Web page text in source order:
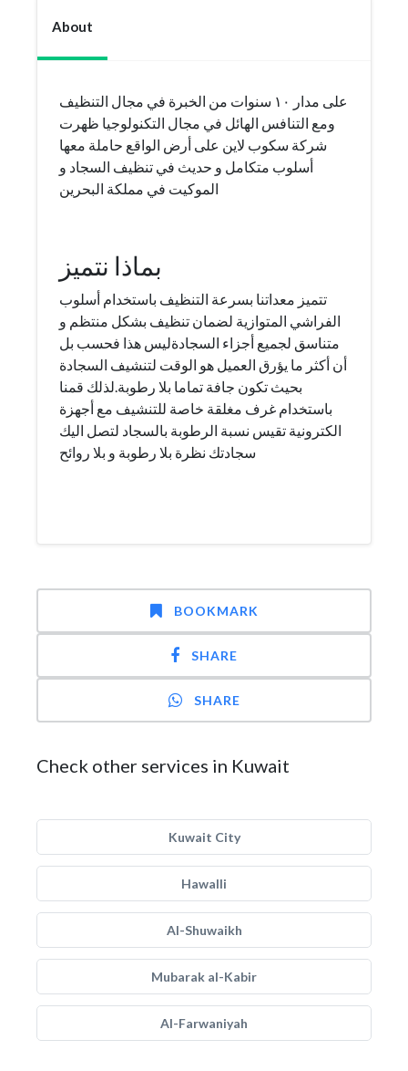
About
على مدار ١٠ سنوات من الخبرة في مجال التنظيف
ومع التنافس الهائل في مجال التكنولوجيا ظهرت
شركة سكوب لاين على أرض الواقع حاملة معها
أسلوب متكامل و حديث في تنظيف السجاد و
الموكيت في مملكة البحرين
بماذا نتميز
تتميز معداتنا بسرعة التنظيف باستخدام أسلوب
الفراشي المتوازية لضمان تنظيف بشكل منتظم و
متناسق لجميع أجزاء السجادةليس هذا فحسب بل
أن أكثر ما يؤرق العميل هو الوقت لتنشيف السجادة
بحيث تكون جافة تماما بلا رطوبة.لذلك قمنا
باستخدام غرف مغلقة خاصة للتنشيف مع أجهزة
الكترونية تقيس نسبة الرطوبة بالسجاد لتصل اليك
سجادتك نظرة بلا رطوبة و بلا روائح
BOOKMARK
SHARE
SHARE
Check other services in Kuwait
Kuwait City
Hawalli
Al-Shuwaikh
Mubarak al-Kabir
Al-Farwaniyah